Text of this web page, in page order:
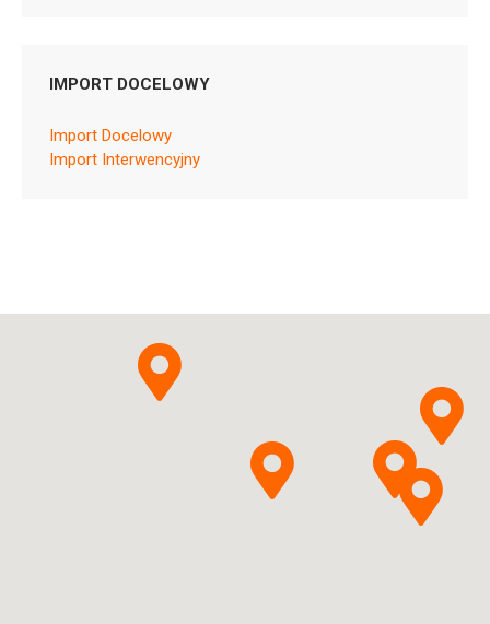
IMPORT DOCELOWY
Import Docelowy
Import Interwencyjny